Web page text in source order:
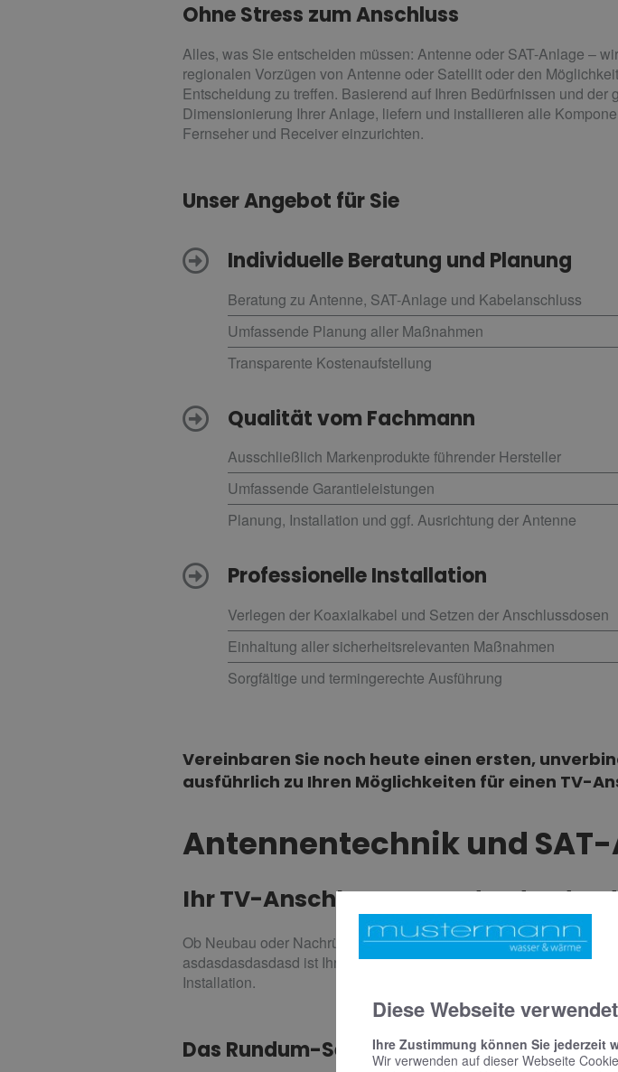
Ohne Stress zum Anschluss
Alles, was Sie entscheiden müssen: Antenne oder SAT-Anlage –
regionalen Vorzügen von Antenne oder Satellit oder den
Entscheidung zu treffen. Basierend auf Ihren Bedürfnissen und
Dimensionierung Ihrer Anlage, liefern und installieren alle
Fernseher und Receiver einzurichten.
Unser Angebot für Sie
Individuelle Beratung und Planung
Beratung zu Antenne, SAT-Anlage und Kabelanschluss
Umfassende Planung aller Maßnahmen
Transparente Kostenaufstellung
Qualität vom Fachmann
Ausschließlich Markenprodukte führender Hersteller
Umfassende Garantieleistungen
Planung, Installation und ggf. Ausrichtung der Antenne
Professionelle Installation
Verlegen der Koaxialkabel und Setzen der Anschlussdosen
Einhaltung aller sicherheitsrelevanten Maßnahmen
Sorgfältige und termingerechte Ausführung
Vereinbaren Sie noch heute einen ersten,
ausführlich zu Ihren Möglichkeiten für einen TV-
Antennentechnik und
Ihr TV-Anschluss von
Ob Neubau oder Nachrüstung – ein neuer TV-Anschluss beginnt
asdasdasdasdasd ist Ihr Fachbetrieb aus für eine umfassende
Installation.
Das Rundum-Service-Angebot
Diese Webseite
Ihre Zustimmung können Sie jederzeit
Wir verwenden auf dieser Webseite